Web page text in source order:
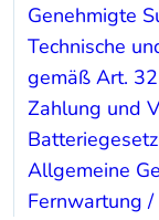
Genehmigte
Technische
gemäß Art.
Zahlung und
Allgemeine
Fernwartung